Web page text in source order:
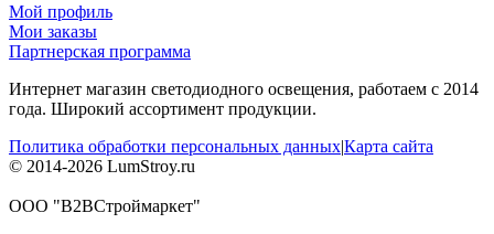
Мой профиль
Мои заказы
Партнерская программа
Интернет магазин светодиодного освещения, работаем с 2014
года. Широкий ассортимент продукции.
Политика обработки персональных данных|Карта сайта
© 2014-2026 LumStroy.ru
ООО "В2ВСтроймаркет"